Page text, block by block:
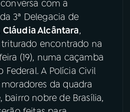
Facebook
com a
3ª Delegacia de
Cláudia Alcântara,
encontrado na
(19), numa caçamba
A Polícia Civil
da quadra
bairro nobre de Brasília,